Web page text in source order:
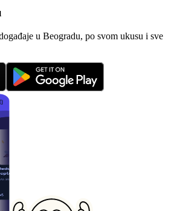
u Beogradu, po svom ukusu i sve